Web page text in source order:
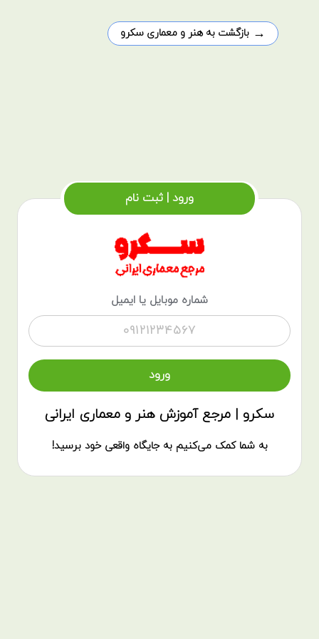
→ بازگشت به هنر و معماری سکرو
ورود | ثبت نام
شماره موبایل یا ایمیل
سکرو | مرجع آموزش هنر و معماری ایرانی
به شما کمک می‌کنیم به جایگاه واقعی خود برسید!